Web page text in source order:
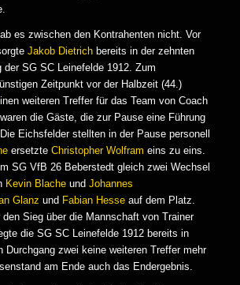
es zwischen den Kontrahenten nicht. Vor
Jakob Dietrichbereits in der zehnten
der SG SC Leinefelde 1912. Zum
Zeitpunkt vor der Halbzeit (44.)
weiteren Treffer für das Team von Coach
die Gäste, die zur Pause eine Führung
Eichsfelder stellten in der Pause personell
ersetzte Christopher Wolfram eins zu eins.
SG VfB 26 Beberstedt gleich zwei Wechsel
Kevin Blacheund Johannes
Glanz und Fabian Hesseauf dem Platz.
den Sieg über die Mannschaft von Trainer
die SG SC Leinefelde 1912 bereits in
Durchgang zwei keine weiteren Treffer mehr
am Ende auch das Endergebnis.